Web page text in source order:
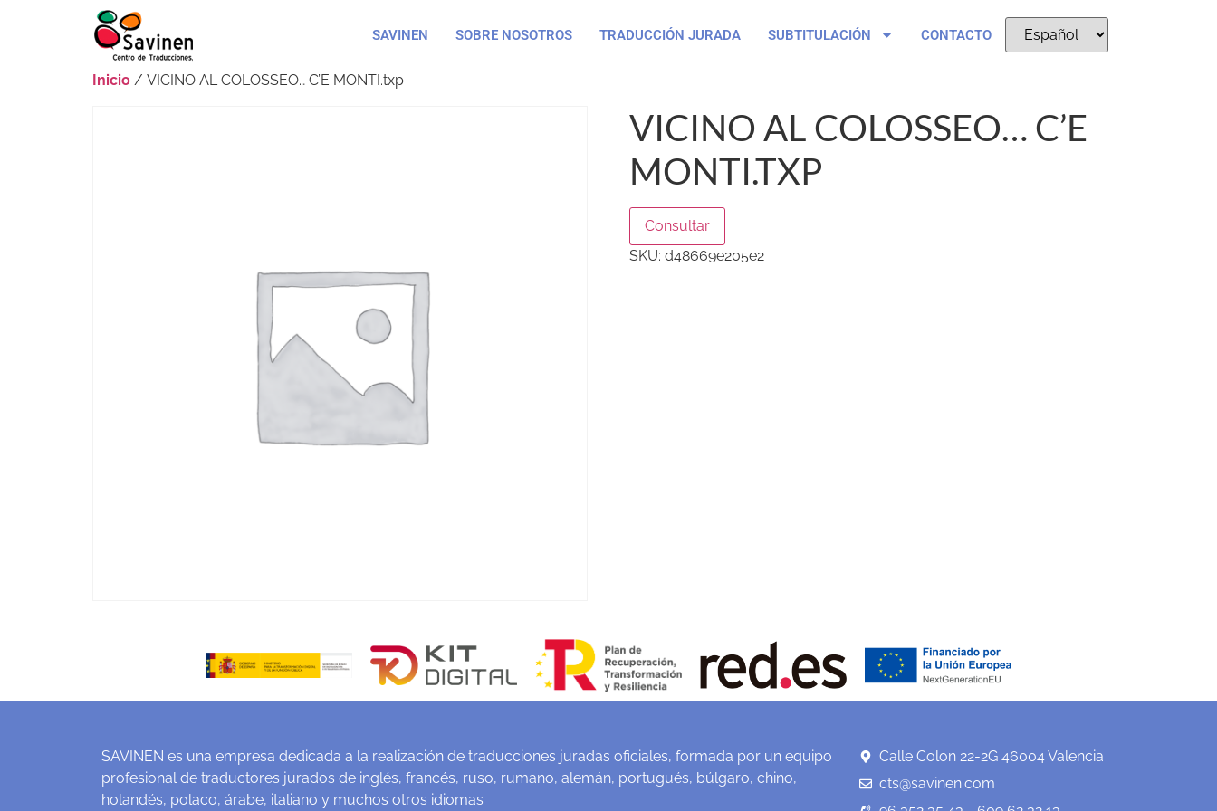
SAVINEN SOBRE NOSOTROS TRADUCCIÓN JURADA SUBTITULACIÓN CONTACTO
Inicio / VICINO AL COLOSSEO… C’E MONTI.txp
VICINO AL COLOSSEO… C’E
MONTI.TXP
Consultar
SKU: d48669e205e2
SAVINEN es una empresa dedicada a la realización de traducciones juradas oficiales, formada por un equipo
profesional de traductores jurados de inglés, francés, ruso, rumano, alemán, portugués, búlgaro, chino,
holandés, polaco, árabe, italiano y muchos otros idiomas
Calle Colon 22-2G 46004 Valencia
cts@savinen.com